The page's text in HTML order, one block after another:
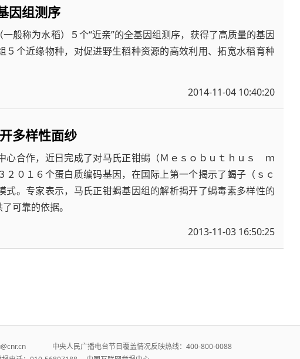
因组测序
般称为水稻）５个“近亲”的全基因组测序，获得了高质量的基因
个近缘物种，对促进野生稻种资源的高效利用、拓宽水稻育种
2014-11-04 10:40:20
多样性面纱
心合作，近日完成了对马氏正钳蝎（Ｍｅｓｏｂｕｔｈｕｓ ｍ
２０１６个蛋白质编码基因，在国际上第一个揭示了蝎子（ｓｃ
式。专家表示，马氏正钳蝎基因组的解析揭开了蝎毒素多样性的
可靠的依据。
2013-11-03 16:50:25
中央人民广播电台节目覆盖情况反映热线：400-800-0088